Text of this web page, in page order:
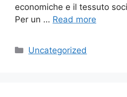
economiche e il tessuto
Per un … Read more
Categories
Uncategorized